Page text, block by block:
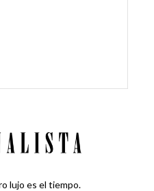
lujo es el tiempo.